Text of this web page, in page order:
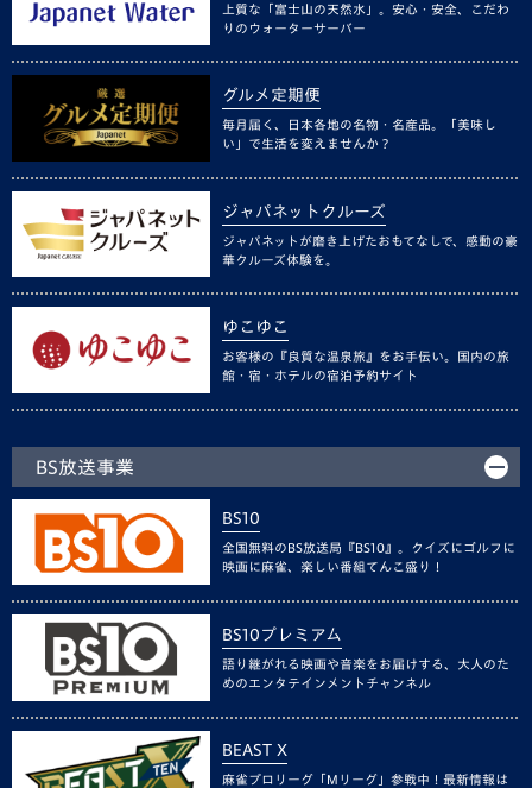
上質な「富士山の天然水」。安心・安全、こだわ
りのウォーターサーバー
グルメ定期便
毎月届く、日本各地の名物・名産品。「美味し
い」で生活を変えませんか？
ジャパネットクルーズ
ジャパネットが磨き上げたおもてなしで、感動の豪
華クルーズ体験を。
ゆこゆこ
お客様の『良質な温泉旅』をお手伝い。国内の旅
館・宿・ホテルの宿泊予約サイト
BS放送事業
BS10
全国無料のBS放送局『BS10』。クイズにゴルフに
映画に麻雀、楽しい番組てんこ盛り！
BS10プレミアム
語り継がれる映画や音楽をお届けする、大人のた
めのエンタテインメントチャンネル
BEAST X
麻雀プロリーグ「Mリーグ」参戦中！最新情報は